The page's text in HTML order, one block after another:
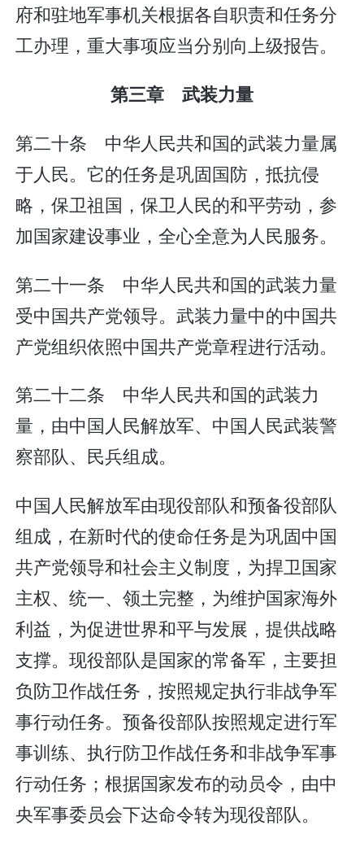
府和驻地军事机关根据各自职责和任务分
工办理，重大事项应当分别向上级报告。
第三章 武装力量
第二十条 中华人民共和国的武装力量属
于人民。它的任务是巩固国防，抵抗侵
略，保卫祖国，保卫人民的和平劳动，参
加国家建设事业，全心全意为人民服务。
第二十一条 中华人民共和国的武装力量
受中国共产党领导。武装力量中的中国共
产党组织依照中国共产党章程进行活动。
第二十二条 中华人民共和国的武装力
量，由中国人民解放军、中国人民武装警
察部队、民兵组成。
中国人民解放军由现役部队和预备役部队
组成，在新时代的使命任务是为巩固中国
共产党领导和社会主义制度，为捍卫国家
主权、统一、领土完整，为维护国家海外
利益，为促进世界和平与发展，提供战略
支撑。现役部队是国家的常备军，主要担
负防卫作战任务，按照规定执行非战争军
事行动任务。预备役部队按照规定进行军
事训练、执行防卫作战任务和非战争军事
行动任务；根据国家发布的动员令，由中
央军事委员会下达命令转为现役部队。